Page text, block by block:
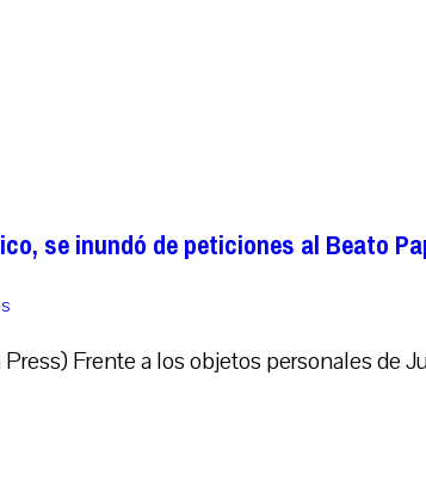
se inundó de peticiones al Beato
Frente a los objetos personales de